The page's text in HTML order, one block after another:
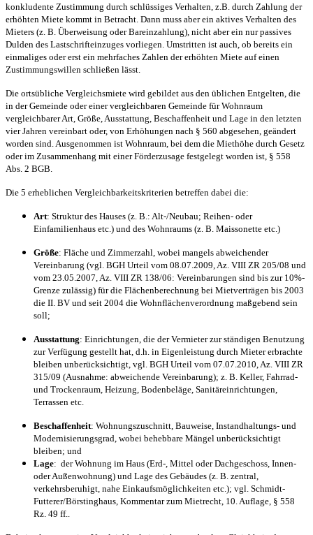
konkludente Zustimmung durch schlüssiges Verhalten, z.B. durch Zahlung der
erhöhten Miete kommt in Betracht. Dann muss aber ein aktives Verhalten des
Mieters (z. B. Überweisung oder Bareinzahlung), nicht aber ein nur passives
Dulden des Lastschrifteinzuges vorliegen. Umstritten ist auch, ob bereits ein
einmaliges oder erst ein mehrfaches Zahlen der erhöhten Miete auf einen
Zustimmungswillen schließen lässt.
Die ortsübliche Vergleichsmiete wird gebildet aus den üblichen Entgelten, die
in der Gemeinde oder einer vergleichbaren Gemeinde für Wohnraum
vergleichbarer Art, Größe, Ausstattung, Beschaffenheit und Lage in den letzten
vier Jahren vereinbart oder, von Erhöhungen nach § 560 abgesehen, geändert
worden sind. Ausgenommen ist Wohnraum, bei dem die Miethöhe durch Gesetz
oder im Zusammenhang mit einer Förderzusage festgelegt worden ist, § 558
Abs. 2 BGB.
Die 5 erheblichen Vergleichbarkeitskriterien betreffen dabei die:
Art: Struktur des Hauses (z. B.: Alt-/Neubau; Reihen- oder
Einfamilienhaus etc.) und des Wohnraums (z. B. Maissonette etc.)
Größe: Fläche und Zimmerzahl, wobei mangels abweichender
Vereinbarung (vgl. BGH Urteil vom 08.07.2009, Az. VIII ZR 205/08 und
vom 23.05.2007, Az. VIII ZR 138/06: Vereinbarungen sind bis zur 10%-
Grenze zulässig) für die Flächenberechnung bei Mietverträgen bis 2003
die II. BV und seit 2004 die Wohnflächenverordnung maßgebend sein
soll;
Ausstattung: Einrichtungen, die der Vermieter zur ständigen Benutzung
zur Verfügung gestellt hat, d.h. in Eigenleistung durch Mieter erbrachte
bleiben unberücksichtigt, vgl. BGH Urteil vom 07.07.2010, Az. VIII ZR
315/09 (Ausnahme: abweichende Vereinbarung); z. B. Keller, Fahrrad-
und Trockenraum, Heizung, Bodenbeläge, Sanitäreinrichtungen,
Terrassen etc.
Beschaffenheit: Wohnungszuschnitt, Bauweise, Instandhaltungs- und
Modernisierungsgrad, wobei behebbare Mängel unberücksichtigt
bleiben; und
Lage: der Wohnung im Haus (Erd-, Mittel oder Dachgeschoss, Innen-
oder Außenwohnung) und Lage des Gebäudes (z. B. zentral,
verkehrsberuhigt, nahe Einkaufsmöglichkeiten etc.); vgl. Schmidt-
Futterer/Börstinghaus, Kommentar zum Mietrecht, 10. Auflage, § 558
Rz. 49 ff..